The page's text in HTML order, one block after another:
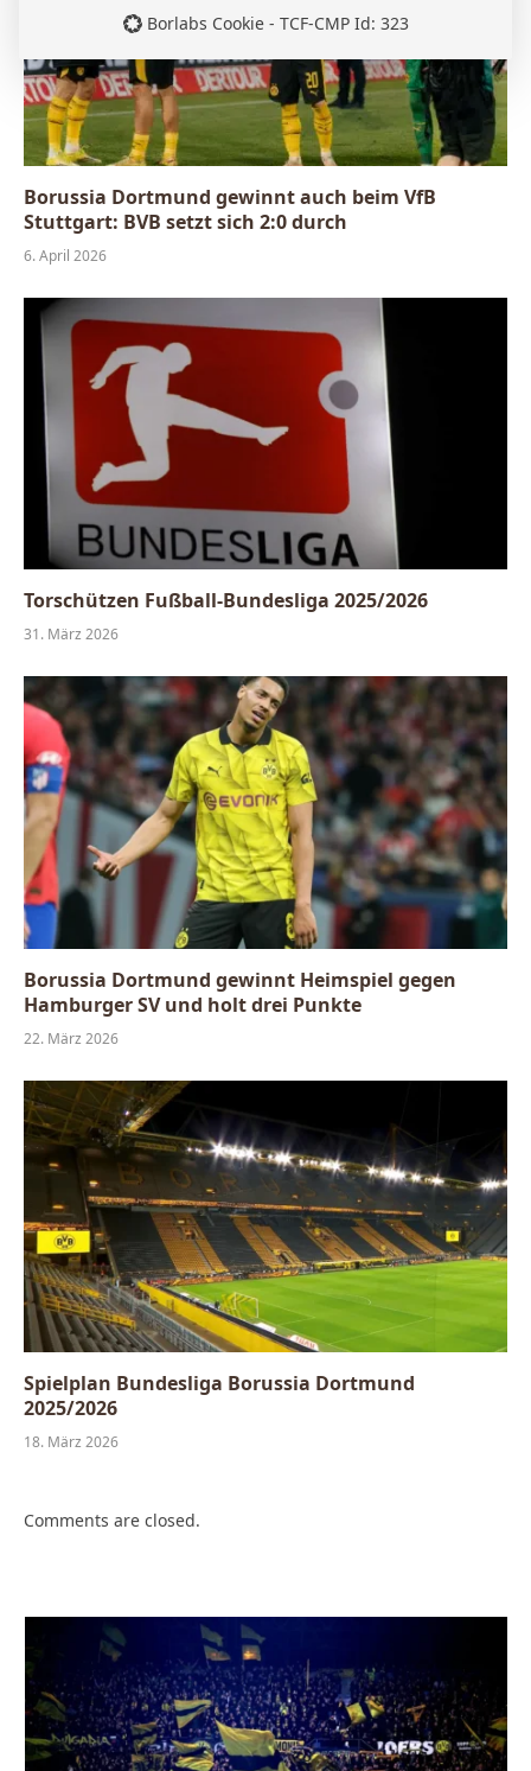
Borussia Dortmund gewinnt auch beim VfB
Stuttgart: BVB setzt sich 2:0 durch
6. April 2026
Torschützen Fußball-Bundesliga 2025/2026
31. März 2026
Borussia Dortmund gewinnt Heimspiel gegen
Hamburger SV und holt drei Punkte
22. März 2026
Spielplan Bundesliga Borussia Dortmund
2025/2026
18. März 2026
Comments are closed.
Borlabs Cookie - TCF-CMP Id: 323